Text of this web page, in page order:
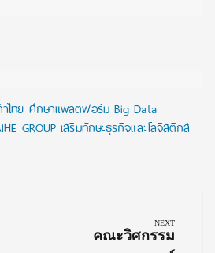
ไทย ศึกษาแพลตฟอร์ม Big Data
GROUP เสริมทักษะธุรกิจและโลจิสติกส์
NEXT
Next
คณะวิศกรรม